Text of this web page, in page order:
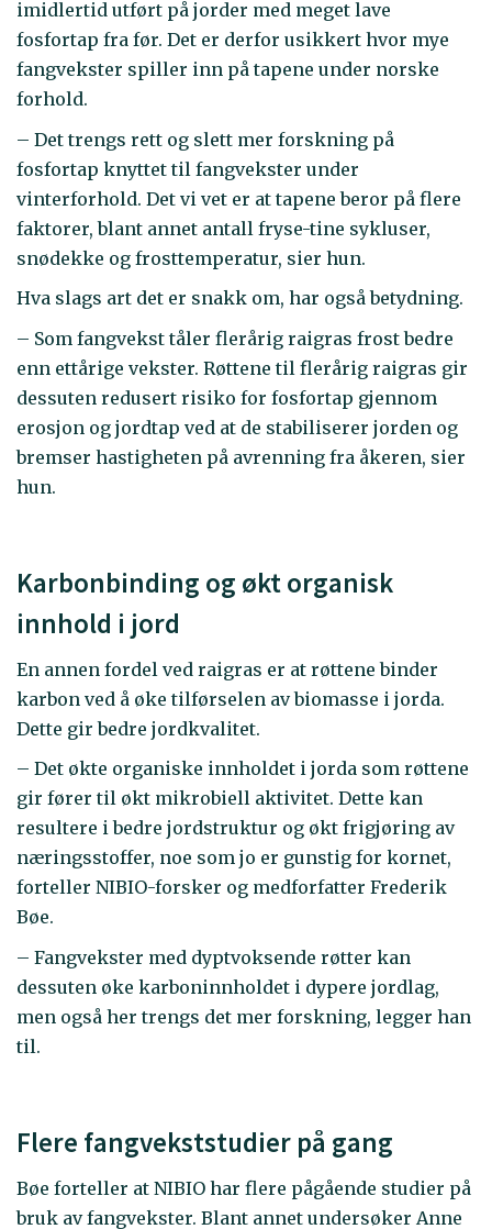
imidlertid utført på jorder med meget lave
fosfortap fra før. Det er derfor usikkert hvor mye
fangvekster spiller inn på tapene under norske
forhold.
– Det trengs rett og slett mer forskning på
fosfortap knyttet til fangvekster under
vinterforhold. Det vi vet er at tapene beror på flere
faktorer, blant annet antall fryse-tine sykluser,
snødekke og frosttemperatur, sier hun.
Hva slags art det er snakk om, har også betydning.
– Som fangvekst tåler flerårig raigras frost bedre
enn ettårige vekster. Røttene til flerårig raigras gir
dessuten redusert risiko for fosfortap gjennom
erosjon og jordtap ved at de stabiliserer jorden og
bremser hastigheten på avrenning fra åkeren, sier
hun.
Karbonbinding og økt organisk
innhold i jord
En annen fordel ved raigras er at røttene binder
karbon ved å øke tilførselen av biomasse i jorda.
Dette gir bedre jordkvalitet.
– Det økte organiske innholdet i jorda som røttene
gir fører til økt mikrobiell aktivitet. Dette kan
resultere i bedre jordstruktur og økt frigjøring av
næringsstoffer, noe som jo er gunstig for kornet,
forteller NIBIO-forsker og medforfatter Frederik
Bøe.
– Fangvekster med dyptvoksende røtter kan
dessuten øke karboninnholdet i dypere jordlag,
men også her trengs det mer forskning, legger han
til.
Flere fangvekststudier på gang
Bøe forteller at NIBIO har flere pågående studier på
bruk av fangvekster. Blant annet undersøker Anne